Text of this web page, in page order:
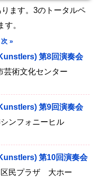
ます。3のトータルペ
。
次 »
第8回演奏会
芸術文化センター
第9回演奏会
ンフォニーヒル
第10回演奏会
民プラザ 大ホー